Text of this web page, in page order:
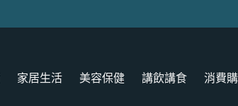
家居生活 美容保健 講飲講食 消費